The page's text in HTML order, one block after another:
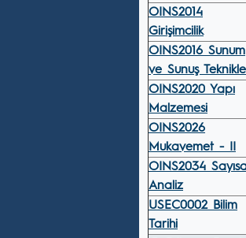
OINS2014
Girişimcilik
OINS2016 Sunum
ve Sunuş
OINS2020 Yapı
Malzemesi
OINS2026
Mukavemet - II
OINS2034
Analiz
USEC0002 Bilim
Tarihi